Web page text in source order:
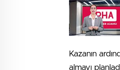
Kazanın
almayı